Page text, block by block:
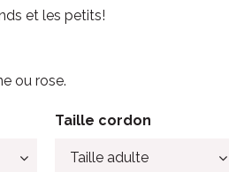
et les petits!
ou rose.
Taille cordon